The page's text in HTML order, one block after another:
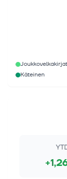
Joukkovelkakirjat
Käteinen